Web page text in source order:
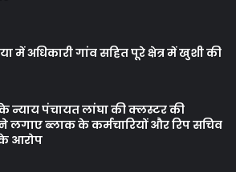
में अधिकारी गांव सहित पूरे क्षेत्र में खुशी की
न्याय पंचायत लांघा की क्लस्टर की
ब्लाक के कर्मचारियों और रिप सचिव
आरोप